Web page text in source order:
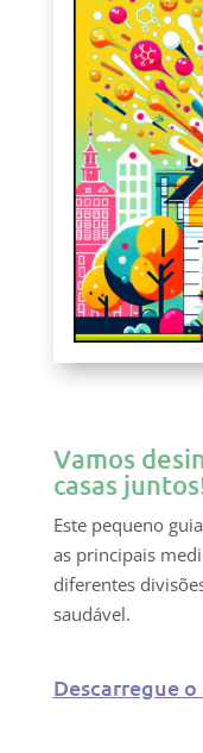
Vamos
casas
Este pequeno
as principais
diferentes
saudável.
Descarregue o